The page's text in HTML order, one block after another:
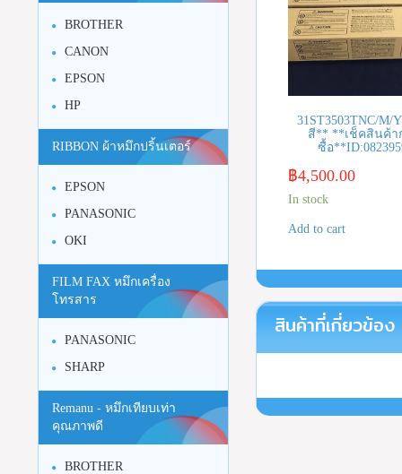
31ST3503TNC/M/
สี** **เช็คสินค้า
ซื้อ
฿4,500.00
In stock
Add to cart
สินค้าที่เกี่ยวข้อง
BROTHER
CANON
EPSON
HP
RIBBON ผ้าหมึกปริ้นเตอร์
EPSON
PANASONIC
OKI
FILM FAX หมึกเครื่อง
โทรสาร
PANASONIC
SHARP
Remanu - หมึกเทียบเท่า
คุณภาพดี
BROTHER